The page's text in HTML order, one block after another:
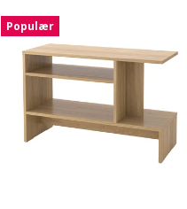
Populær